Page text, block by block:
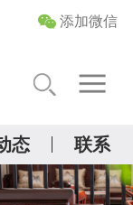
态 联系
添加微信